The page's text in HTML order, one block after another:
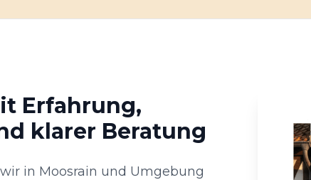
Erfahrung,
klarer Beratung
in Moosrain und Umgebung